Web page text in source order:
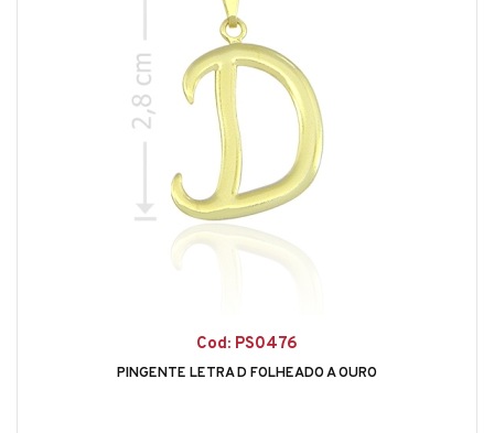
Cod: PS0476
PINGENTE LETRA D FOLHEADO A OURO